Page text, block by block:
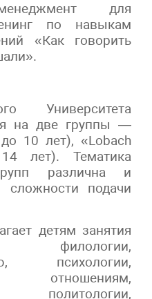
для
по навыкам
«Как говорить
Университета
на две группы —
10 лет), «Lobach
лет). Тематика
различна и
сложности подачи
детям занятия
психологии,
отношениям,
политологии,